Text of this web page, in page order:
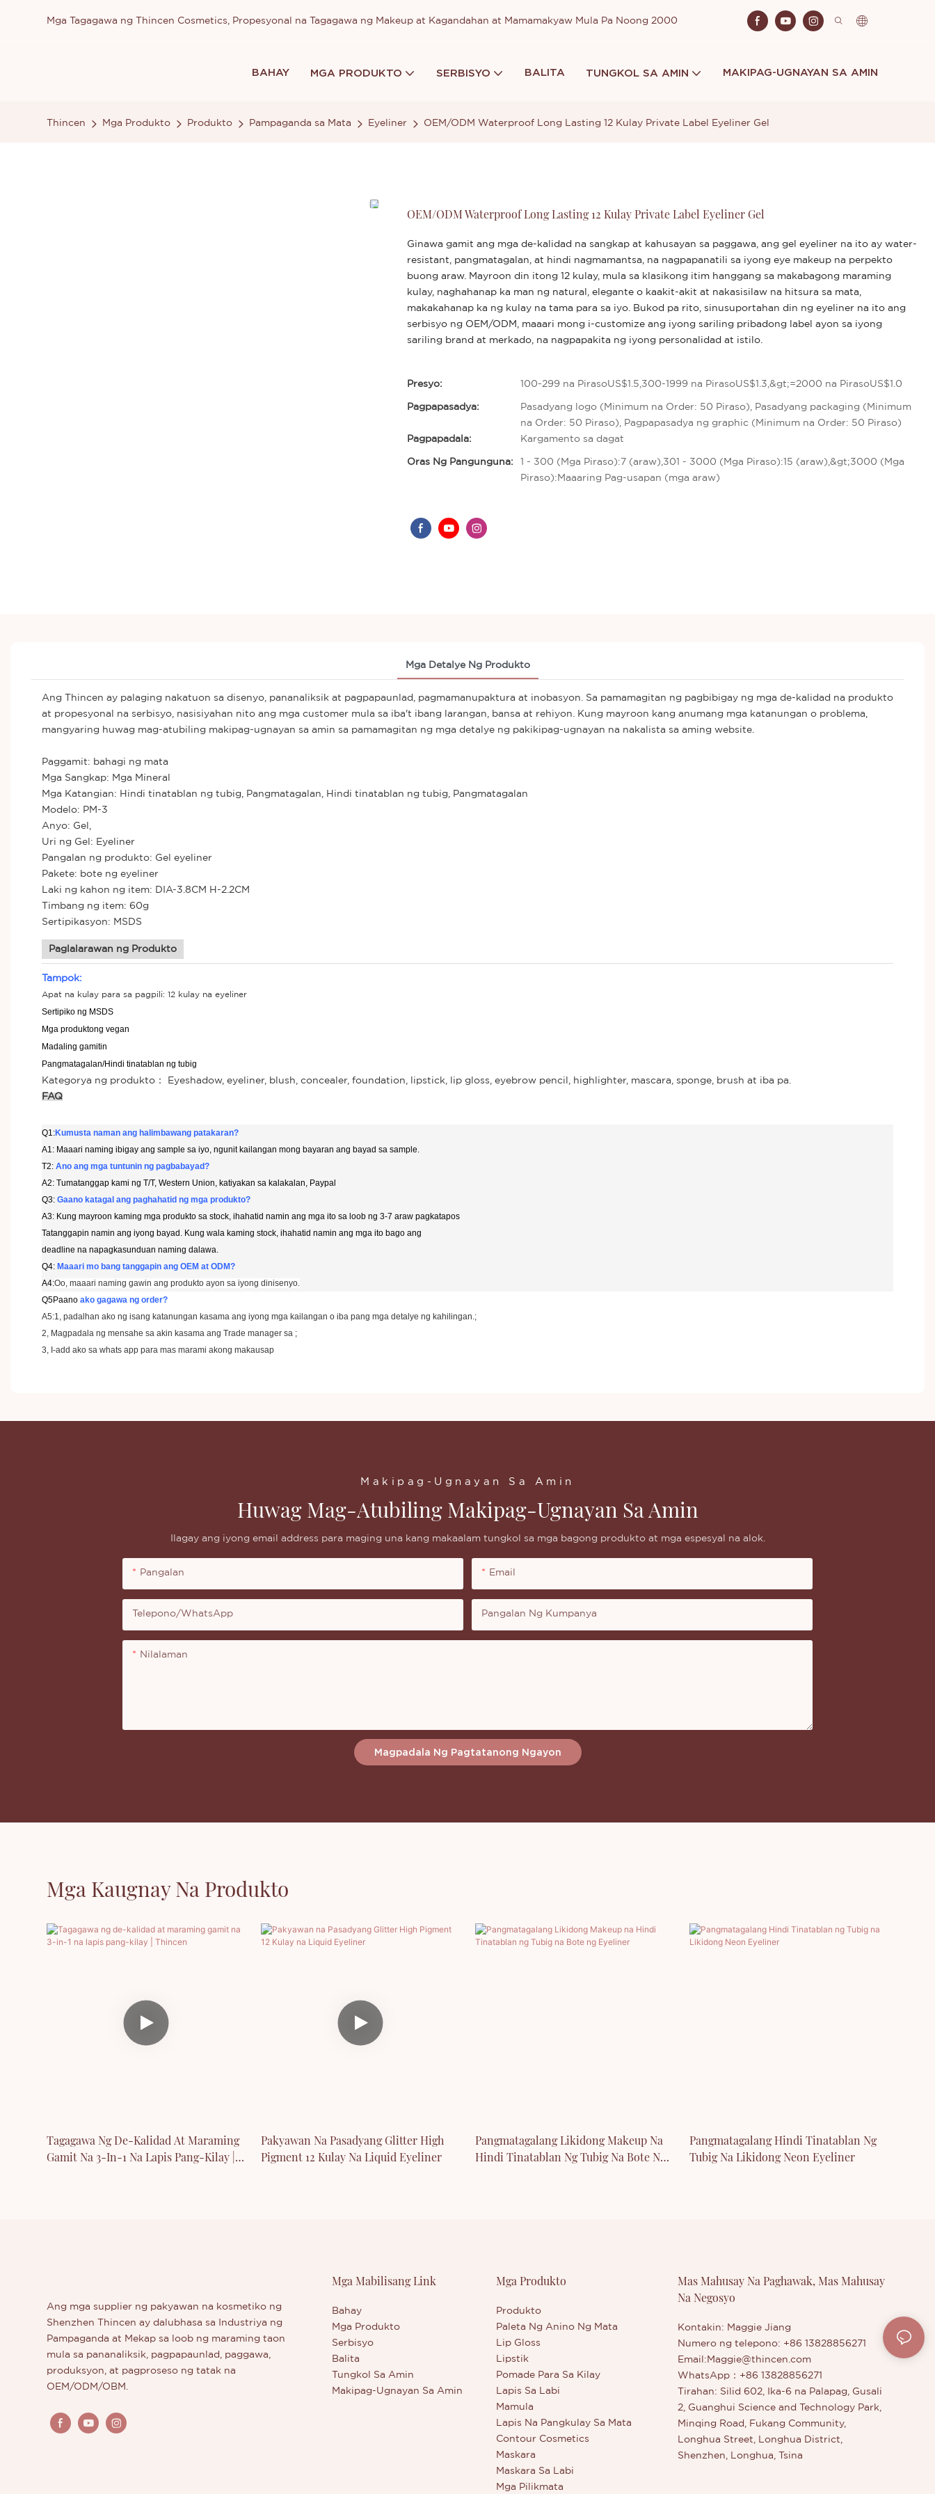
Mga Tagagawa ng Thincen Cosmetics, Propesyonal na Tagagawa ng Makeup at Kagandahan at Mamamakyaw Mula Pa Noong 2000
BAHAY MGA PRODUKTO SERBISYO BALITA TUNGKOL SA AMIN MAKIPAG-UGNAYAN SA AMIN
Thincen Mga Produkto Produkto Pampaganda sa Mata Eyeliner OEM/ODM Waterproof Long Lasting 12 Kulay Private Label Eyeliner Gel
OEM/ODM Waterproof Long Lasting 12 Kulay Private Label Eyeliner Gel
Ginawa gamit ang mga de-kalidad na sangkap at kahusayan sa paggawa, ang gel eyeliner na ito ay water-
resistant, pangmatagalan, at hindi nagmamantsa, na nagpapanatili sa iyong eye makeup na perpekto
buong araw. Mayroon din itong 12 kulay, mula sa klasikong itim hanggang sa makabagong maraming
kulay, naghahanap ka man ng natural, elegante o kaakit-akit at nakasisilaw na hitsura sa mata,
makakahanap ka ng kulay na tama para sa iyo. Bukod pa rito, sinusuportahan din ng eyeliner na ito ang
serbisyo ng OEM/ODM, maaari mong i-customize ang iyong sariling pribadong label ayon sa iyong
sariling brand at merkado, na nagpapakita ng iyong personalidad at istilo.
Presyo: 100-299 na PirasoUS$1.5,300-1999 na PirasoUS$1.3,&gt;=2000 na PirasoUS$1.0
Pagpapasadya:
Pasadyang logo (Minimum na Order: 50 Piraso), Pasadyang packaging (Minimum
na Order: 50 Piraso), Pagpapasadya ng graphic (Minimum na Order: 50 Piraso)
Pagpapadala:
Kargamento sa dagat
Oras Ng Pangunguna:
1 - 300 (Mga Piraso):7 (araw),301 - 3000 (Mga Piraso):15 (araw),&gt;3000 (Mga
Piraso):Maaaring Pag-usapan (mga araw)
Mga Detalye Ng Produkto
Ang Thincen ay palaging nakatuon sa disenyo, pananaliksik at pagpapaunlad, pagmamanupaktura at inobasyon. Sa pamamagitan ng pagbibigay ng mga de-kalidad na produkto
at propesyonal na serbisyo, nasisiyahan nito ang mga customer mula sa iba't ibang larangan, bansa at rehiyon. Kung mayroon kang anumang mga katanungan o problema,
mangyaring huwag mag-atubiling makipag-ugnayan sa amin sa pamamagitan ng mga detalye ng pakikipag-ugnayan na nakalista sa aming website.
Paggamit: bahagi ng mata
Mga Sangkap: Mga Mineral
Mga Katangian: Hindi tinatablan ng tubig, Pangmatagalan, Hindi tinatablan ng tubig, Pangmatagalan
Modelo: PM-3
Anyo: Gel,
Uri ng Gel: Eyeliner
Pangalan ng produkto: Gel eyeliner
Pakete: bote ng eyeliner
Laki ng kahon ng item: DIA-3.8CM H-2.2CM
Timbang ng item: 60g
Sertipikasyon: MSDS
Paglalarawan ng Produkto
Tampok:
Apat na kulay para sa pagpili: 12 kulay na eyeliner
Sertipiko ng MSDS
Mga produktong vegan
Madaling gamitin
Pangmatagalan/Hindi tinatablan ng tubig
Kategorya ng produkto： Eyeshadow, eyeliner, blush, concealer, foundation, lipstick, lip gloss, eyebrow pencil, highlighter, mascara, sponge, brush at iba pa.
FAQ
Q1:Kumusta naman ang halimbawang patakaran?
A1: Maaari naming ibigay ang sample sa iyo, ngunit kailangan mong bayaran ang bayad sa sample.
T2: Ano ang mga tuntunin ng pagbabayad?
A2: Tumatanggap kami ng T/T, Western Union, katiyakan sa kalakalan, Paypal
Q3: Gaano katagal ang paghahatid ng mga produkto?
A3: Kung mayroon kaming mga produkto sa stock, ihahatid namin ang mga ito sa loob ng 3-7 araw pagkatapos
Tatanggapin namin ang iyong bayad. Kung wala kaming stock, ihahatid namin ang mga ito bago ang
deadline na napagkasunduan naming dalawa.
Q4: Maaari mo bang tanggapin ang OEM at ODM?
A4:Oo, maaari naming gawin ang produkto ayon sa iyong dinisenyo.
Q5Paano ako gagawa ng order?
A5:1, padalhan ako ng isang katanungan kasama ang iyong mga kailangan o iba pang mga detalye ng kahilingan.;
2, Magpadala ng mensahe sa akin kasama ang Trade manager sa ;
3, I-add ako sa whats app para mas marami akong makausap
Makipag-Ugnayan Sa Amin
Huwag Mag-Atubiling Makipag-Ugnayan Sa Amin
Ilagay ang iyong email address para maging una kang makaalam tungkol sa mga bagong produkto at mga espesyal na alok.
Pangalan Email
Telepono/whatsApp Pangalan Ng Kumpanya
Nilalaman
Magpadala Ng Pagtatanong Ngayon
Mga Kaugnay Na Produkto
Tagagawa Ng De-Kalidad At Maraming
Gamit Na 3-In-1 Na Lapis Pang-Kilay |
Pakyawan Na Pasadyang Glitter High
Pigment 12 Kulay Na Liquid Eyeliner
Pangmatagalang Likidong Makeup Na
Hindi Tinatablan Ng Tubig Na Bote Ng
Pangmatagalang Hindi Tinatablan Ng
Tubig Na Likidong Neon Eyeliner
Ang mga supplier ng pakyawan na kosmetiko ng
Shenzhen Thincen ay dalubhasa sa Industriya ng
Pampaganda at Mekap sa loob ng maraming taon
mula sa pananaliksik, pagpapaunlad, paggawa,
produksyon, at pagproseso ng tatak na
OEM/ODM/OBM.
Mga Mabilisang Link
Bahay
Mga Produkto
Serbisyo
Balita
Tungkol Sa Amin
Makipag-Ugnayan Sa Amin
Mga Produkto
Produkto
Paleta Ng Anino Ng Mata
Lip Gloss
Lipstik
Pomade Para Sa Kilay
Lapis Sa Labi
Mamula
Lapis Na Pangkulay Sa Mata
Contour Cosmetics
Maskara
Maskara Sa Labi
Mga Pilikmata
Mas Mahusay Na Paghawak, Mas Mahusay
Na Negosyo
Kontakin: Maggie Jiang
Numero ng telepono: +86 13828856271
Email: Maggie@thincen.com
WhatsApp：+86 13828856271
Tirahan: Silid 602, Ika-6 na Palapag, Gusali
2, Guanghui Science and Technology Park,
Minqing Road, Fukang Community,
Longhua Street, Longhua District,
Shenzhen, Longhua, Tsina